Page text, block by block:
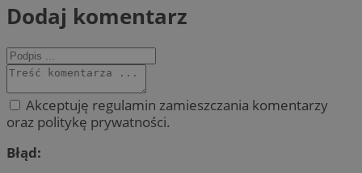
Dodaj komentarz
Akceptuję regulamin zamieszczania komentarzy
oraz politykę prywatności.
Błąd: